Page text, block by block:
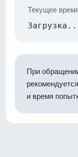
Текущее
При
и время